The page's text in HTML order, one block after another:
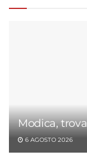
Modica,
6 AGOSTO 2026